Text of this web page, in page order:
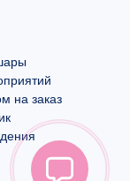
на заказ